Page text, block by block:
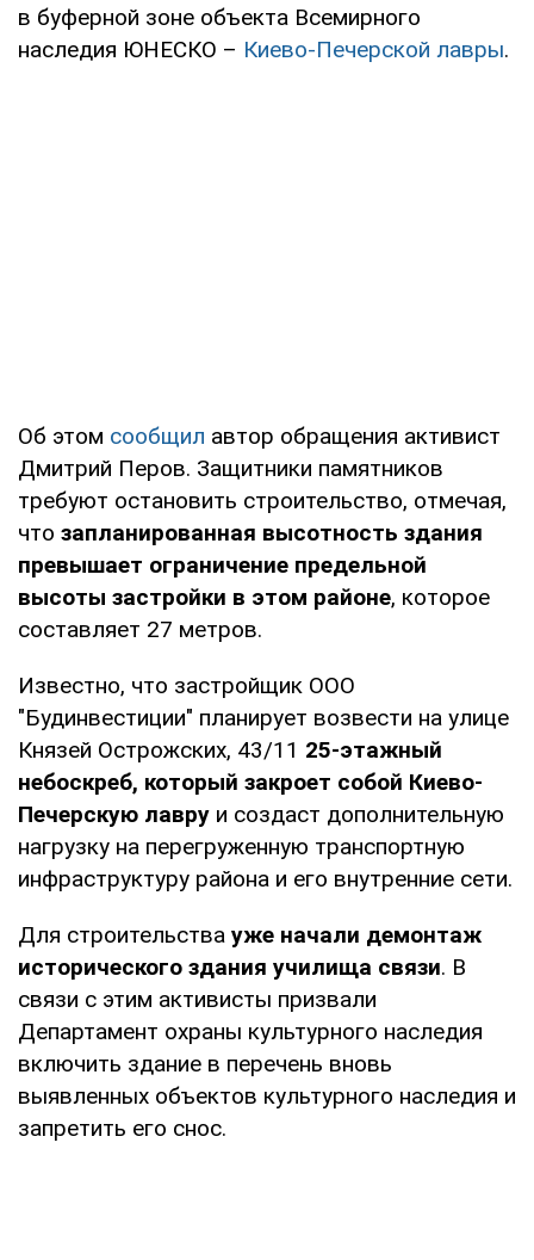
в буферной зоне объекта Всемирного
наследия ЮНЕСКО – Киево-Печерской лавры.
Об этом сообщил автор обращения активист
Дмитрий Перов. Защитники памятников
требуют остановить строительство, отмечая,
что запланированная высотность здания
превышает ограничение предельной
высоты застройки в этом районе, которое
составляет 27 метров.
Известно, что застройщик ООО
"Будинвестиции" планирует возвести на улице
Князей Острожских, 43/11 25-этажный
небоскреб, который закроет собой Киево-
Печерскую лавру и создаст дополнительную
нагрузку на перегруженную транспортную
инфраструктуру района и его внутренние сети.
Для строительства уже начали демонтаж
исторического здания училища связи. В
связи с этим активисты призвали
Департамент охраны культурного наследия
включить здание в перечень вновь
выявленных объектов культурного наследия и
запретить его снос.